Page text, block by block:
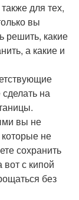
для тех,
вы
решить, какие
а какие и
на
вы не
не
сохранить
с кипой
без